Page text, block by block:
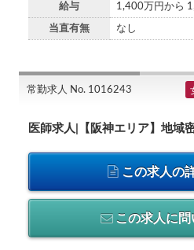
給与 1,400万円から
当直有無 なし
常勤求人 No. 1016243
医師求人|【阪神エリア】地域
この求人の
この求人に